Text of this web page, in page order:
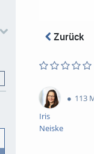
Zurück
views
Kommentare
likes
favorites
Iris
Neiske
113